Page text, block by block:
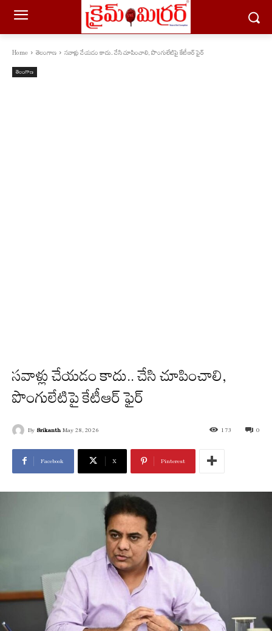
Home తెలంగాణ సవాళ్లు చేయడం కాదు.. చేసి చూపించాలి, పొంగులేటిపై కేటీఆర్ ఫైర్
తెలంగాణ
సవాళ్లు చేయడం కాదు.. చేసి చూపించాలి,
పొంగులేటిపై కేటీఆర్ ఫైర్
By Srikanth May 28, 2026 0
173
Facebook X Pinterest